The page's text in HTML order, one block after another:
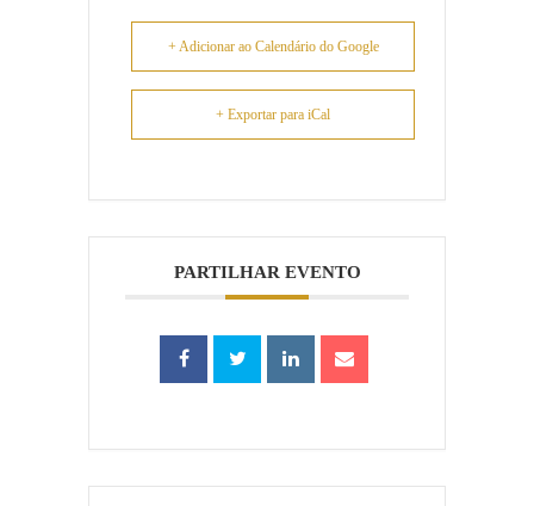
+ Adicionar ao Calendário do Google
+ Exportar para iCal
PARTILHAR EVENTO